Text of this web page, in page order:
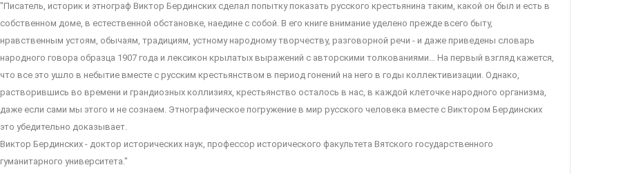
"Писатель, историк и этнограф Виктор Бердинских сделал попытку показать русского крестьянина таким, какой он был и есть в
собственном доме, в естественной обстановке, наедине с собой. В его книге внимание уделено прежде всего быту,
нравственным устоям, обычаям, традициям, устному народному творчеству, разговорной речи - и даже приведены словарь
народного говора образца 1907 года и лексикон крылатых выражений с авторскими толкованиями… На первый взгляд кажется,
что все это ушло в небытие вместе с русским крестьянством в период гонений на него в годы коллективизации. Однако,
растворившись во времени и грандиозных коллизиях, крестьянство осталось в нас, в каждой клеточке народного организма,
даже если сами мы этого и не сознаем. Этнографическое погружение в мир русского человека вместе с Виктором Бердинских
это убедительно доказывает.
Виктор Бердинских - доктор исторических наук, профессор исторического факультета Вятского государственного
гуманитарного университета."